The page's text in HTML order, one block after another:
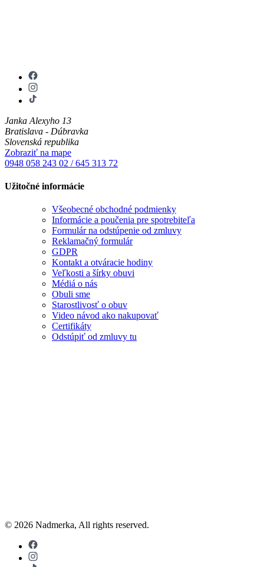
Janka Alexyho 13
Bratislava - Dúbravka
Slovenská republika
Zobraziť na mape
0948 058 243 02 / 645 313 72
Užitočné informácie
Všeobecné obchodné podmienky
Informácie a poučenia pre spotrebiteľa
Formulár na odstúpenie od zmluvy
Reklamačný formulár
GDPR
Kontakt a otváracie hodiny
Veľkosti a šírky obuvi
Médiá o nás
Obuli sme
Starostlivosť o obuv
Video návod ako nakupovať
Certifikáty
Odstúpiť od zmluvy tu
© 2026 Nadmerka, All rights reserved.